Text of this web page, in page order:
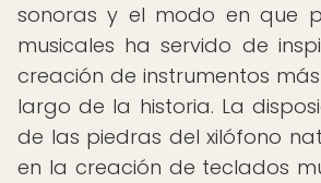
sonoras y el modo en que
musicales ha servido de
creación de instrumentos
largo de la historia. La
de las piedras del xilófono
en la creación de teclados